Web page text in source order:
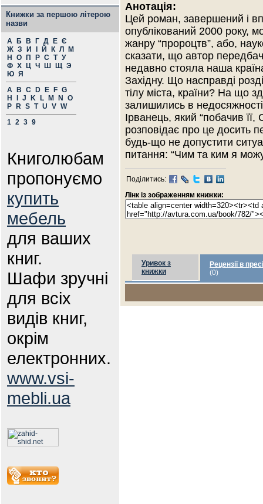
Книжки за першою літерою
назви
А Б В Г Д Е Є
Ж З И Й К Л
М
Н
О П Р С Т У
Ф Х Ц Ч Ш Щ Э
Ю Я
A
B C D E F G
H
J K L M N
O
P
R S T U V W
1 2 3 9
Книголюбам
пропонуємо
купить
мебель
для ваших
книг.
Шафи зручні
для всіх
видів книг,
окрім
електронних.
www.vsi-
mebli.ua
Анотація:
Цей роман, завершений і
опублікований 2000 року,
жанру “пророцтв”, або,
сказати, що автор
недавно стояла наша
Західну. Що насправді
тілу міста, країни? На що
залишились в
Ірванець, який “побачив її,
розповідає про це досить
будь-що не допустити
питання: “Чим та ким я
Поділитись:
Лінк із зображенням книжки:
Уривок з
книжки
Рецензії в пресі
(0)